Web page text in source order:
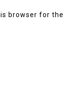
browser for the